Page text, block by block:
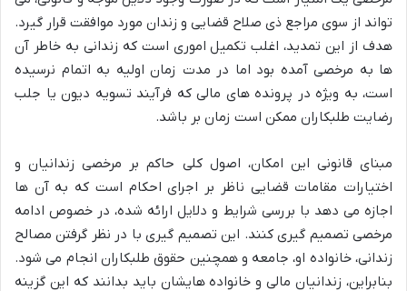
تواند از سوی مراجع ذی صلاح قضایی و زندان مورد موافقت قرار گیرد.
هدف از این تمدید، اغلب تکمیل اموری است که زندانی به خاطر آن
ها به مرخصی آمده بود اما در مدت زمان اولیه به اتمام نرسیده
است، به ویژه در پرونده های مالی که فرآیند تسویه دیون یا جلب
رضایت طلبکاران ممکن است زمان بر باشد.
مبنای قانونی این امکان، اصول کلی حاکم بر مرخصی زندانیان و
اختیارات مقامات قضایی ناظر بر اجرای احکام است که به آن ها
اجازه می دهد با بررسی شرایط و دلایل ارائه شده، در خصوص ادامه
مرخصی تصمیم گیری کنند. این تصمیم گیری با در نظر گرفتن مصالح
زندانی، خانواده او، جامعه و همچنین حقوق طلبکاران انجام می شود.
بنابراین، زندانیان مالی و خانواده هایشان باید بدانند که این گزینه